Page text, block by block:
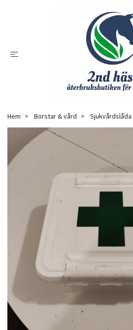
Hem Borstar & vård Sjukvårdslåda